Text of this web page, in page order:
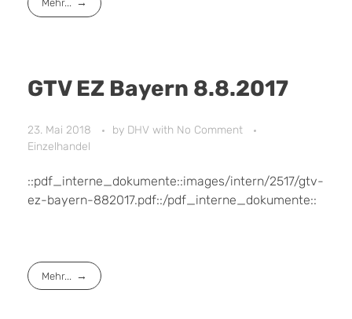
Mehr...
GTV EZ Bayern 8.8.2017
23. Mai 2018 by DHV with No Comment
Einzelhandel
::pdf_interne_dokumente::images/intern/2517/gtv-
ez-bayern-882017.pdf::/pdf_interne_dokumente::
Mehr...